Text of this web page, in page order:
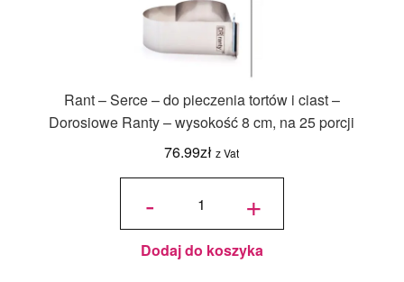
Rant – Serce – do pieczenia tortów i ciast –
Dorosiowe Ranty – wysokość 8 cm, na 25 porcji
76.99zł z Vat
-
ilość Rant
pieczenia
tortów i
ciast -
Dorosiowe
Ranty -
8 cm, na
25 porcji
+
Dodaj do koszyka